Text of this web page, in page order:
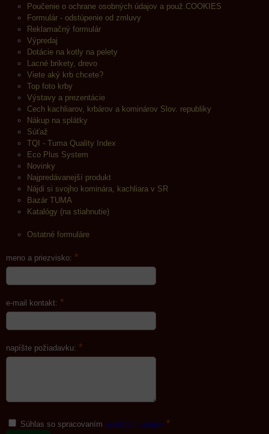
Poučenie o ochrane osobných údajov a použ.COOKIES
Formulár - odstúpenie od zmluvy
Reklamačný formulár
Výpredaj
Dotácie na kotly na pelety
Lacné brikety, drevo
Viete aký krb chcete?
Top foto krby
Výstavy a prezentácie
Cech kachliarov, krbárov a kominárov Slov. republiky
Nákup na splátky
Súťaž
TQI - Tuma Quality Index
Eco Plus System
Novinky
Najpredávanejší produkt
Nájdi si svojho kominára, kachliara v SR
Bazár TUMA
Katalógy (na stiahnutie)
Ostatné formuláre
meno a priezvisko: *
e-mail kontakt: *
napíšte požiadavku: *
Súhlas so spracovaním osobných údajov *